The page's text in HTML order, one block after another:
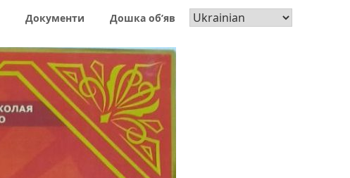
Документи Дошка об’яв